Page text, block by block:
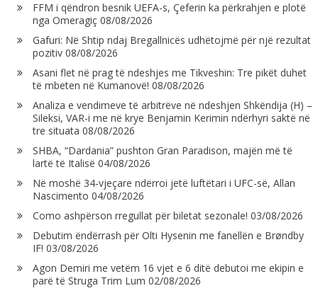
FFM i qëndron besnik UEFA-s, Çeferin ka përkrahjen e plotë
nga Omeragiç 08/08/2026
Gafuri: Në Shtip ndaj Bregallnicës udhëtojmë për një rezultat
pozitiv 08/08/2026
Asani flet në prag të ndeshjes me Tikveshin: Tre pikët duhet
të mbeten në Kumanovë! 08/08/2026
Analiza e vendimeve të arbitrëve në ndeshjen Shkëndija (H) –
Sileksi, VAR-i me në krye Benjamin Kerimin ndërhyri saktë në
tre situata 08/08/2026
SHBA, “Dardania” pushton Gran Paradison, majën më të
lartë të Italisë 04/08/2026
Në moshë 34-vjeçare ndërroi jetë luftëtari i UFC-së, Allan
Nascimento 04/08/2026
Como ashpërson rregullat për biletat sezonale! 03/08/2026
Debutim ëndërrash për Olti Hysenin me fanellën e Brøndby
IF! 03/08/2026
Agon Demiri me vetëm 16 vjet e 6 ditë debutoi me ekipin e
parë të Struga Trim Lum 02/08/2026